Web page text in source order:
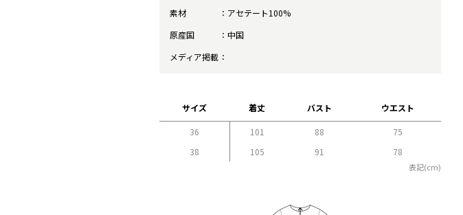
素材
アセテート100%
原産国
中国
メディア掲載
サイズ 着丈 バスト ウエスト
36 101 88
75
38
105 91 78
表記(cm)